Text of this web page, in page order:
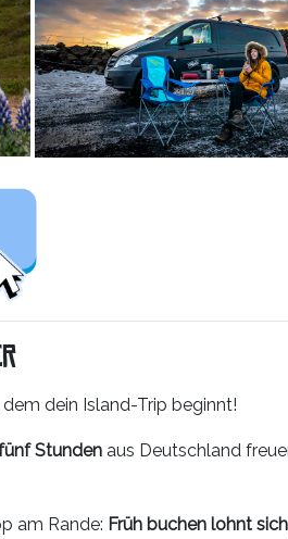
dein Island-Trip beginnt!
Stunden aus Deutschland
am Rande: Früh buchen lohnt sich